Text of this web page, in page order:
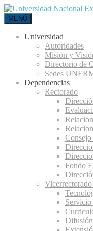
MENÚ
Universidad
Autoridades
Misión y
Directorio de
Sedes
Dependencias
Rectorado
Fondo